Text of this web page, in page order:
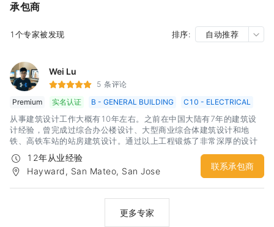
承包商
1个专家被发现 排序: 自动推荐
Wei Lu
5 条评论
Premium
实名认证 B - GENERAL BUILDING C10 - ELECTRICAL
从事建筑设计工作大概有10年左右。之前在中国大陆有7年的建筑设
计经验，曾完成过综合办公楼设计、大型商业综合体建筑设计和地
铁、高铁车站的站房建筑设计。通过以上工程锻炼了非常深厚的设计
功底。同时对于不同性质的建筑具有非常敏锐的设计思路和出发点。
建筑内部的空间营造和变化也具备一定的实力。目前在北美从事家建
行业的建筑设计，通过一定的经验积累，对于湾区各个city的code和
12年从业经验
Hayward, San Mateo, San Jose
联系承包商
更多专家